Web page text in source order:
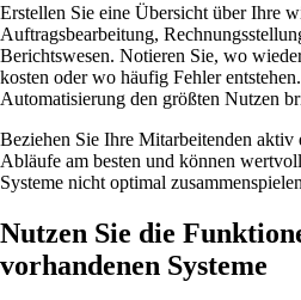
Erstellen Sie eine Übersicht über Ihre
Auftragsbearbeitung,
Berichtswesen. Notieren Sie, wo
kosten oder wo häufig Fehler
Automatisierung den größten Nutzen
Beziehen Sie Ihre Mitarbeitenden aktiv
Abläufe am besten und können
Systeme nicht optimal
Nutzen Sie die
vorhandenen Systeme